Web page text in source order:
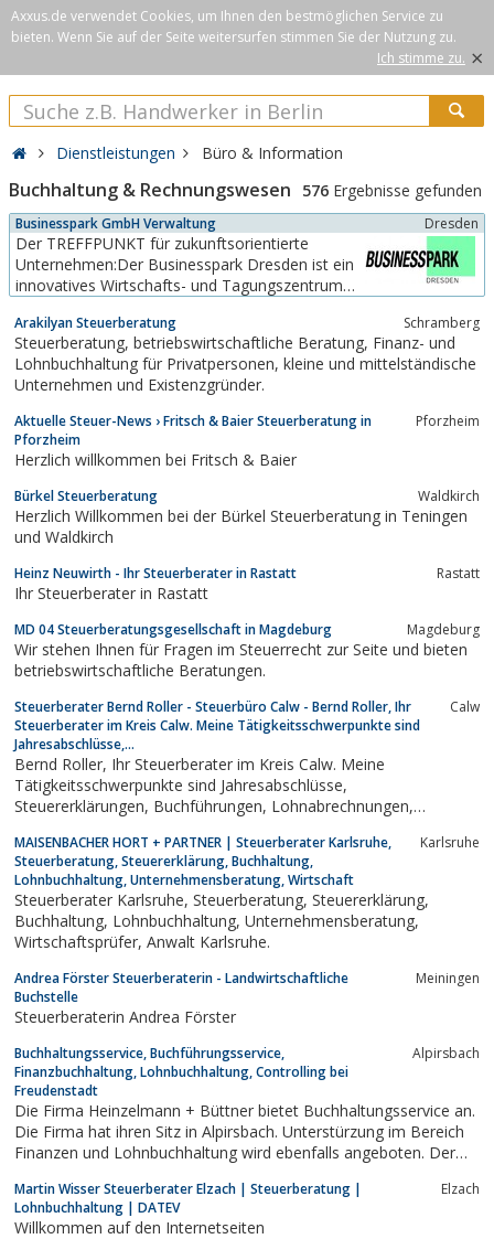
Axxus.de verwendet Cookies, um Ihnen den bestmöglichen Service zu
bieten. Wenn Sie auf der Seite weitersurfen stimmen Sie der Nutzung zu.
Ich stimme zu. ×
Dienstleistungen Büro & Information
Buchhaltung & Rechnungswesen 576 Ergebnisse gefunden
Businesspark GmbH Verwaltung Dresden
Der TREFFPUNKT für zukunftsorientierte
Unternehmen:Der Businesspark Dresden ist ein
innovatives Wirtschafts- und Tagungszentrum
Nettofläche sowie über 1.000 qm modern
ausgestattete Tagungsräume. Bereits über 80
eingemietete Firmen sowie 1.500
Veranstaltungen und Tagungen im...
Arakilyan Steuerberatung Schramberg
Steuerberatung, betriebswirtschaftliche Beratung, Finanz- und
Lohnbuchhaltung für Privatpersonen, kleine und mittelständische
Unternehmen und Existenzgründer.
Aktuelle Steuer-News › Fritsch & Baier Steuerberatung in
Pforzheim
Pforzheim
Herzlich willkommen bei Fritsch & Baier
Bürkel Steuerberatung Waldkirch
Herzlich Willkommen bei der Bürkel Steuerberatung in Teningen
und Waldkirch
Heinz Neuwirth - Ihr Steuerberater in Rastatt Rastatt
Ihr Steuerberater in Rastatt
MD 04 Steuerberatungsgesellschaft in Magdeburg Magdeburg
Wir stehen Ihnen für Fragen im Steuerrecht zur Seite und bieten
betriebswirtschaftliche Beratungen.
Steuerberater Bernd Roller - Steuerbüro Calw - Bernd Roller, Ihr
Steuerberater im Kreis Calw. Meine Tätigkeitsschwerpunkte sind
Jahresabschlüsse,...
Calw
Bernd Roller, Ihr Steuerberater im Kreis Calw. Meine
Tätigkeitsschwerpunkte sind Jahresabschlüsse,
Steuererklärungen, Buchführungen, Lohnabrechnungen,
Erbschaftssteuerangelegenheiten.
MAISENBACHER HORT + PARTNER | Steuerberater Karlsruhe,
Steuerberatung, Steuererklärung, Buchhaltung,
Lohnbuchhaltung, Unternehmensberatung, Wirtschaft
Karlsruhe
Steuerberater Karlsruhe, Steuerberatung, Steuererklärung,
Buchhaltung, Lohnbuchhaltung, Unternehmensberatung,
Wirtschaftsprüfer, Anwalt Karlsruhe.
Andrea Förster Steuerberaterin - Landwirtschaftliche
Buchstelle
Meiningen
Steuerberaterin Andrea Förster
Buchhaltungsservice, Buchführungsservice,
Finanzbuchhaltung, Lohnbuchhaltung, Controlling bei
Freudenstadt
Alpirsbach
Die Firma Heinzelmann + Büttner bietet Buchhaltungsservice an.
Die Firma hat ihren Sitz in Alpirsbach. Unterstürzung im Bereich
Finanzen und Lohnbuchhaltung wird ebenfalls angeboten. Der
werden.
Martin Wisser Steuerberater Elzach | Steuerberatung |
Lohnbuchhaltung | DATEV
Elzach
Willkommen auf den Internetseiten